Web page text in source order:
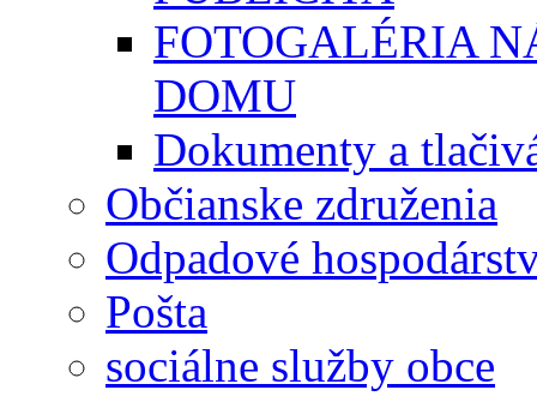
FOTOGALÉRIA
DOMU
Dokumenty a
Občianske združenia
Odpadové
Pošta
sociálne služby obce